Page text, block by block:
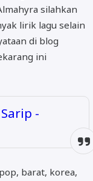
silahkan
lirik lagu selain
di blog
ini
-
barat, korea,